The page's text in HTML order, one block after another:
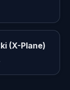
(X-Plane)